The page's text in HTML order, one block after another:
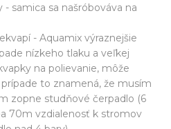
samica sa našróbováva na
- Aquamix výraznejšie
nízkeho tlaku a veľkej
na polievanie, môže
to znamená, že musím
zopne studňové čerpadlo (6
70m vzdialenosť k stromov